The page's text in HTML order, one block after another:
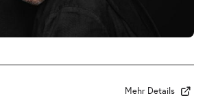
Mehr Details